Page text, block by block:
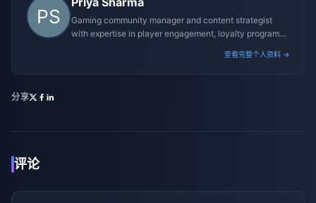
Gaming community manager and content strategist
with expertise in player engagement, loyalty programs,
查看完整个人资料 →
分享
评论